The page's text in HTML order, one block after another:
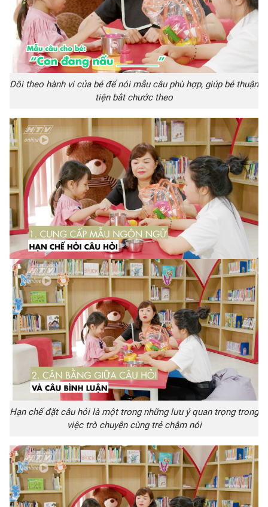
Dõi theo hành vi của bé để nói mẫu câu phù hợp, giúp bé thuận
tiện bắt chước theo
Hạn chế đặt câu hỏi là một trong những lưu ý quan trọng trong
việc trò chuyện cùng trẻ chậm nói